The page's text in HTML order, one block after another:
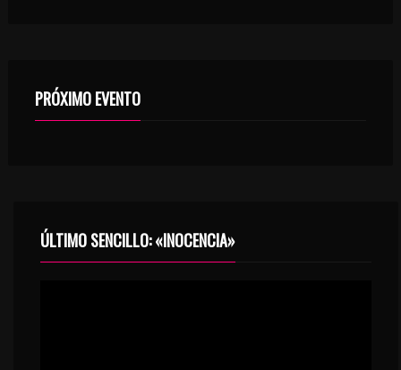
PRÓXIMO EVENTO
ÚLTIMO SENCILLO: «INOCENCIA»